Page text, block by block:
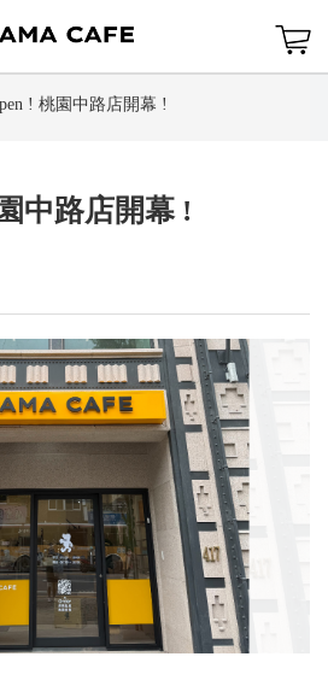
! 桃園中路店開幕 !
中路店開幕 !